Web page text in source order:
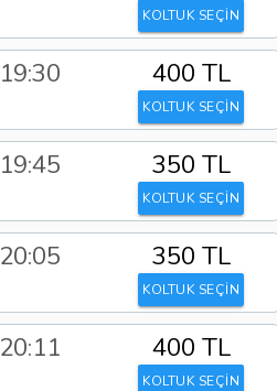
KOLTUK SEÇİN
19:30 400 TL
KOLTUK SEÇİN
19:45 350 TL
KOLTUK SEÇİN
20:05 350 TL
KOLTUK SEÇİN
20:11 400 TL
KOLTUK SEÇİN